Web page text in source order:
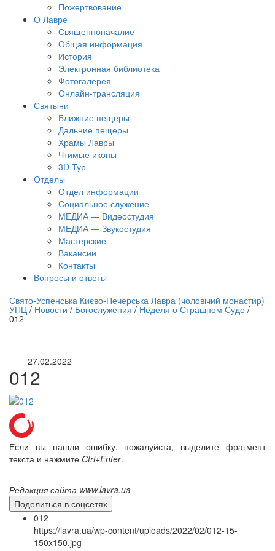
Пожертвование
О Лавре
Священноначалие
Общая информация
История
Электронная библиотека
Фотогалерея
Онлайн-трансляция
Святыни
Ближние пещеры
Дальние пещеры
Храмы Лавры
Чтимые иконы
3D Тур
Отделы
Отдел информации
Социальное служение
МЕДИА — Видеостудия
МЕДИА — Звукостудия
Мастерские
Вакансии
Контакты
Вопросы и ответы
трансляция | 12 сентября
трансляции
Свято-Успенська Києво-Печерська Лавра (чоловічий монастир)
УПЦ / Новости / Богослужения / Неделя о Страшном Суде /
012
27.02.2022
012
Если вы нашли ошибку, пожалуйста, выделите фрагмент
текста и нажмите Ctrl+Enter.
Редакция сайта www.lavra.ua
Поделиться в соцсетях
012
https://lavra.ua/wp-content/uploads/2022/02/012-15-
150x150.jpg